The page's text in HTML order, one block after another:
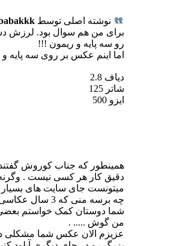
نوشته اصلی توسط
برای من هم سوال بود. لرزش
رو سه پایه و ریمون !!!
اما اینم عکس بر روی سه پایه
دیاف 2.8
شاتر 125
ایزو 500
همینطور که جناب کوروش
دقیق کار هر کسی نیست .
میتونست جای سایت های بسیار
چه برسه منی که 3
شما دوستان کمک خواستم بعضی
من گوش ..... .
عزیزم الان عکس شما مشکلی